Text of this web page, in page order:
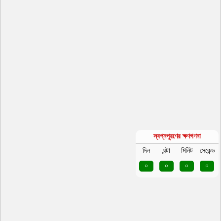
স্বপ্নপূরণের ক্ষণগণনা
দিন
ঘন্টা মিনিট
সেকেন্ড
০
০ ০ ০